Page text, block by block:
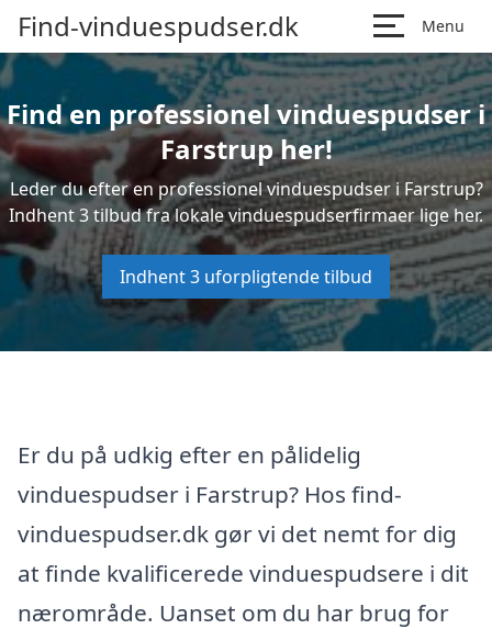
Find-vinduespudser.dk Menu
Find en professionel vinduespudser i
Farstrup her!
Leder du efter en professionel vinduespudser i Farstrup?
Indhent 3 tilbud fra lokale vinduespudserfirmaer lige her.
Indhent 3 uforpligtende tilbud
Er du på udkig efter en pålidelig
vinduespudser i Farstrup? Hos find-
vinduespudser.dk gør vi det nemt for dig
at finde kvalificerede vinduespudsere i dit
nærområde. Uanset om du har brug for